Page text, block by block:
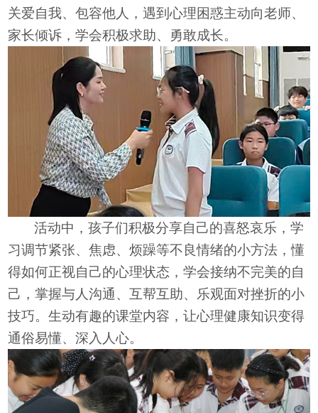
关爱自我、包容他人，遇到心理困惑主动向老师、
家长倾诉，学会积极求助、勇敢成长。
活动中 ，孩子们积极分享自己的喜怒哀乐，学
习调节紧张、焦虑、烦躁等不良情绪的小方法，懂
得如何正视自己的心理状态，学会接纳不完美的自
己，掌握与人沟通、互帮互助、乐观面对挫折的小
技巧。生动有趣的课堂内容，让心理健康知识变得
通俗易懂、深入人心。